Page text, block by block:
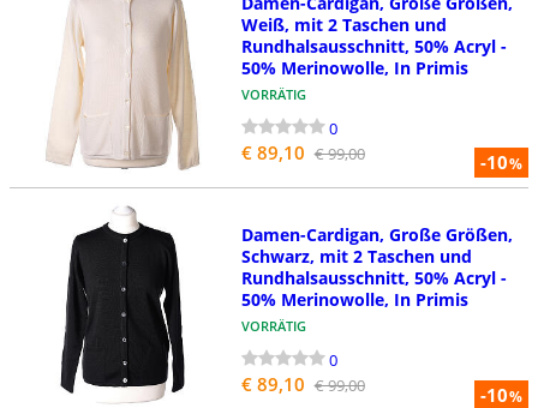
-10%
Weiß, mit 2 Taschen und
Rundhalsausschnitt, 50% Acryl -
50% Merinowolle, In Primis
VORRÄTIG
0
€ 89,10 € 99,00
-10%
Damen-Cardigan, Große Größen,
Schwarz, mit 2 Taschen und
Rundhalsausschnitt, 50% Acryl -
50% Merinowolle, In Primis
VORRÄTIG
0
€ 89,10 € 99,00